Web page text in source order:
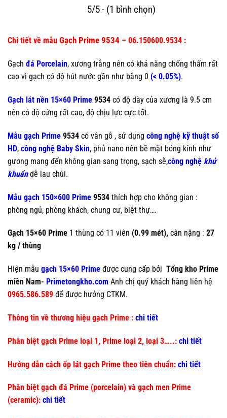
5/5 - (1 bình chọn)
Chi tiết về mẫu Gạch Prime 9534 – 06.150600.9534 :
Gạch đá Porcelain, xương trắng nên có khả năng chống thấm rất
cao vì gạch có độ hút nước gần như bằng 0 (< 0.05%).
Gạch lát nền 15×60 Prime 9534 có độ dày của xương là 9.5 cm
nên có độ cứng rất cao, độ chịu lực cực tốt.
Mẫu gạch Prime 9534 có vân gỗ , sử dụng công nghệ kỹ thuật số
HD, công nghệ Baby Skin, phủ nano nên bề mặt bóng kính như
gương mang đến không gian sang trọng, sạch sẽ,công nghệ khử
khuẩn dễ lau chùi.
Mẫu gạch 150×600 Prime 9534 thích hợp cho không gian :
phòng ngủ, phòng khách, chung cư, biệt thự….
Gạch 15×60 Prime 1 thùng có 11 viên (0.99 mét), cân nặng : 27
kg / thùng
Hiện mẫu gạch 15×60 Prime được cung cấp bởi Tổng kho Prime
miền Nam- Primetongkho.com Anh chị quý khách hàng liên hệ
0965.586.589 để được hưởng CTKM.
Thông tin về thương hiệu gạch Prime : chi tiết
Phân biệt gạch Prime loại 1, Prime loại 2, loại 3…..: chi tiết
Hướng dẫn cách ốp lát gạch Prime theo tiên chuẩn: chi tiết
Phân biệt gạch đá Prime (porcelain) và gạch men Prime
(ceramic): chi tiết